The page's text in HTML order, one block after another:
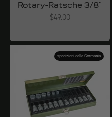
Rotary-Ratsche 3/8"
Angebot
$49.00
spedizioni dalla Germania